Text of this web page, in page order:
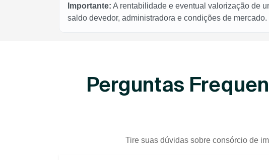
Importante: A rentabilidade e eventual valorização de
saldo devedor, administradora e condições de
Perguntas
Tire suas dúvidas sobre consórcio de